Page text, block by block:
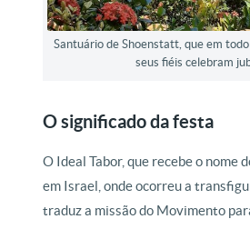
Santuário de Shoenstatt, que em
seus fiéis celebram
O significado da festa
O Ideal Tabor, que recebe o nome
em Israel, onde ocorreu a
traduz a missão do Movimento